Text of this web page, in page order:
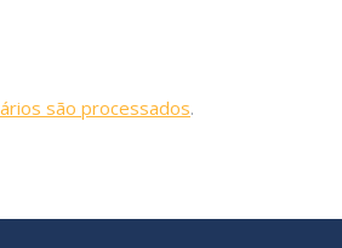
são processados.